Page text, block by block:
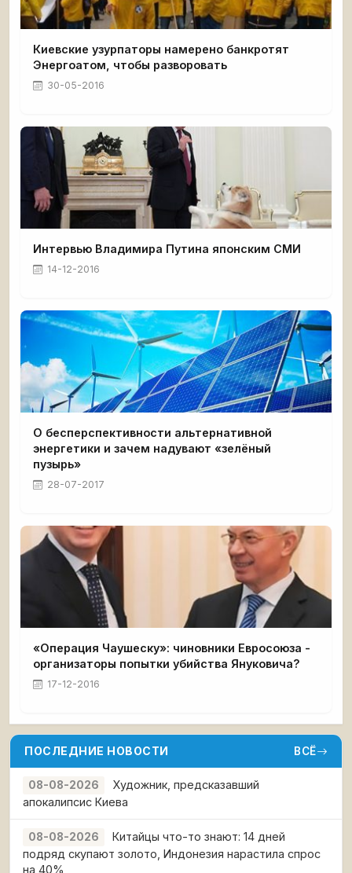
Киевские узурпаторы намерено банкротят
Энергоатом, чтобы разворовать
30-05-2016
Интервью Владимира Путина японским СМИ
14-12-2016
О бесперспективности альтернативной
энергетики и зачем надувают «зелёный
пузырь»
28-07-2017
«Операция Чаушеску»: чиновники Евросоюза -
организаторы попытки убийства Януковича?
17-12-2016
ПОСЛЕДНИЕ НОВОСТИ ВСЁ
08-08-2026
Художник, предсказавший
апокалипсис Киева
08-08-2026
Китайцы что-то знают: 14 дней
подряд скупают золото, Индонезия нарастила спрос
на 40%